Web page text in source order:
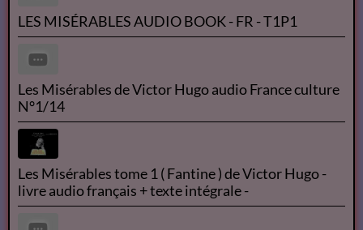
LES MISÉRABLES AUDIO BOOK - FR - T1P1
Les Misérables de Victor Hugo audio France culture
N°1/14
Les Misérables tome 1 ( Fantine ) de Victor Hugo -
livre audio français + texte intégrale -